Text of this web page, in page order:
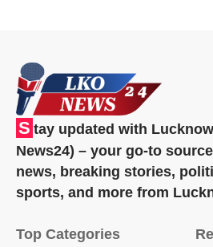
S tay updated with
News24) – your go-to
news, breaking stories,
sports, and more from
Top Categories